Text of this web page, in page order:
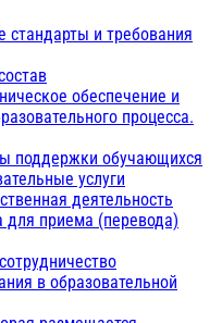
стандарты и требования
обеспечение и
процесса.
поддержки обучающихся
услуги
деятельность
для приема (перевода)
в образовательной